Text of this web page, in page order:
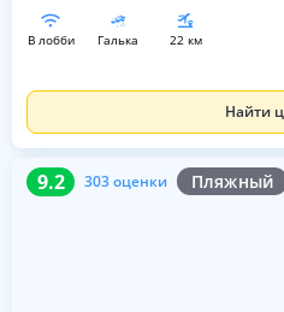
в лобби галька 22 км
Найти
9.2 303 оценки Пляжный
9.2 303 оценки